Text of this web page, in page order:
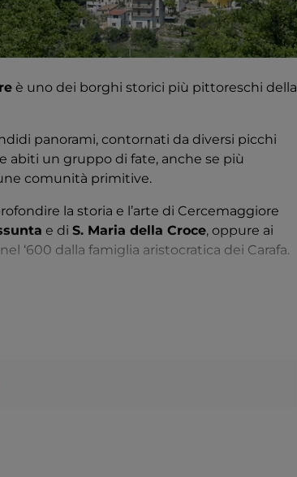
è uno dei borghi storici più pittoreschi della
panorami, contornati da diversi picchi
abiti un gruppo di fate, anche se più
comunità primitive.
la storia e l’arte di Cercemaggiore
e di S. Maria della Croce, oppure ai
‘600 dalla famiglia aristocratica dei Carafa.
Molise.